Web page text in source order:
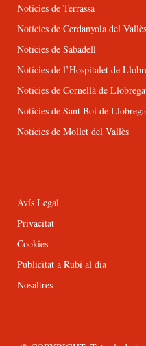
Notícies de Terrassa
Notícies de Cerdanyola del Vallès
Notícies de Sabadell
Notícies de l’Hospitalet de
Notícies de Cornellà de
Notícies de Sant Boi de
Notícies de Mollet del Vallès
Avís Legal
Privacitat
Cookies
Publicitat a Rubí al dia
Nosaltres